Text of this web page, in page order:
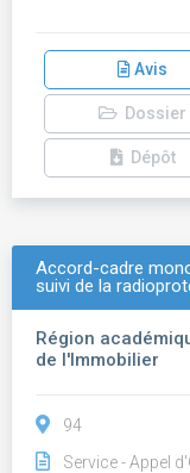
Avis
Dossier
Dépôt
Accord-cadre
suivi de la
Région
de l'Immobilier
94
Service - Appel